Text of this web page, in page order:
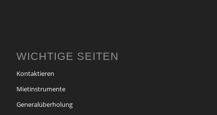
WICHTIGE SEITEN
Kontaktieren
Mietinstrumente
Generalüberholung